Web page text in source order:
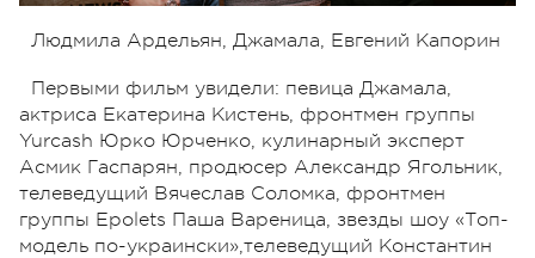
Людмила Ардельян, Джамала, Евгений Капорин
Первыми фильм увидели: певица Джамала,
актриса Екатерина Кистень, фронтмен группы
Yurcash Юрко Юрченко, кулинарный эксперт
Асмик Гаспарян, продюсер Александр Ягольник,
телеведущий Вячеслав Соломка, фронтмен
группы Epolets Паша Вареница, звезды шоу «Топ-
модель по-украински»,телеведущий Константин